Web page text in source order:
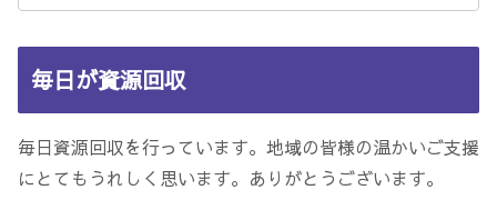
毎日が資源回収
毎日資源回収を行っています。地域の皆様の温かいご支援
にとてもうれしく思います。ありがとうございます。